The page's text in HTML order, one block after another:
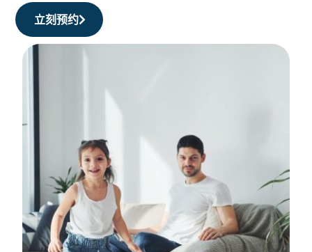
立刻预约